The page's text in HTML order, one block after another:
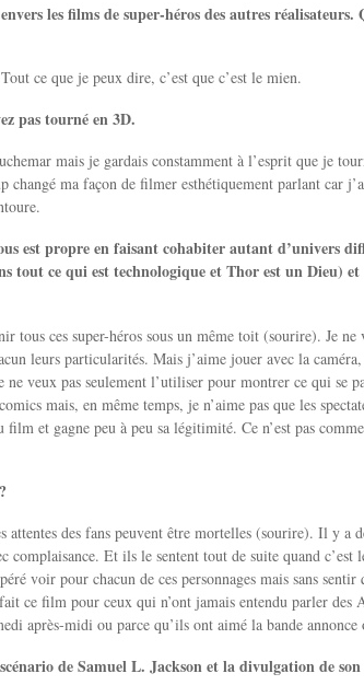
les films de super-héros des autres réalisateurs.
ce que je peux dire, c’est que c’est le mien.
pas tourné en 3D.
mais je gardais constamment à l’esprit que je
changé ma façon de filmer esthétiquement parlant car
est propre en faisant cohabiter autant d’univers
tout ce qui est technologique et Thor est un Dieu) et
tous ces super-héros sous un même toit (sourire). Je
leurs particularités. Mais j’aime jouer avec la
veux pas seulement l’utiliser pour montrer ce qui se
mais, en même temps, je n’aime pas que les
et gagne peu à peu sa légitimité. Ce n’est pas
des fans peuvent être mortelles (sourire). Il y a
complaisance. Et ils le sentent tout de suite quand c’est
voir pour chacun de ces personnages mais sans
ce film pour ceux qui n’ont jamais entendu parler des
après-midi ou parce qu’ils ont aimé la bande
de Samuel L. Jackson et la divulgation de